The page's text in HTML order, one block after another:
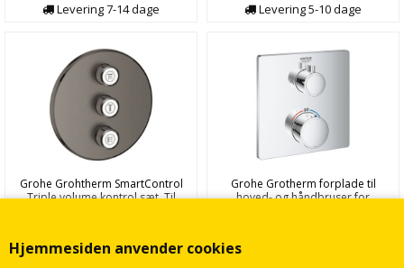
Hjemmesiden anvender cookies
Levering7-14dage
Levering5-10dage
Grohe Grohtherm SmartControl
Triple volume kontrol sæt. Til
3.835,00
Grohe Grotherm forplade til
hoved- og håndbruser for